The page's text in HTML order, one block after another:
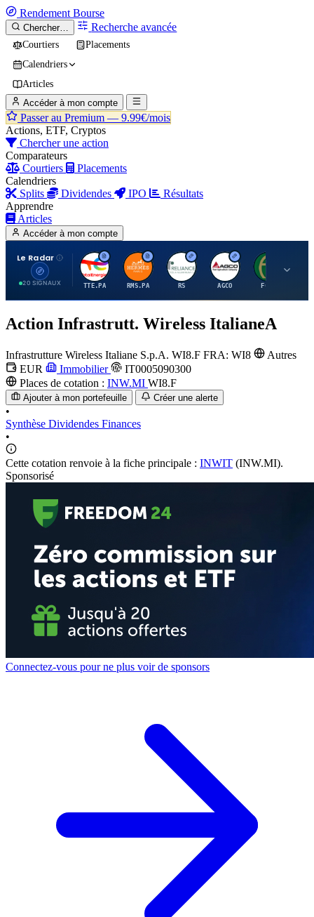
Rendement Bourse
Chercher… Recherche avancée
Courtiers
Placements
Calendriers
Articles
Accéder à mon compte
Passer au Premium — 9.99€/mois
Actions, ETF, Cryptos
Chercher une action
Comparateurs
Courtiers
Placements
Calendriers
Splits
Dividendes IPO
Résultats
Apprendre
Articles
Accéder à mon compte
Le Radar
20 SIGNAUX
T
TTE.PA
H
RMS.PA
R
RS
A
AGCO FCFS
Action Infrastrutt. Wireless ItalianeA
Infrastrutture Wireless Italiane S.p.A. WI8.F FRA: WI8
Autres
EUR
Immobilier
IT0005090300
Places de cotation : INW.MI WI8.F
Ajouter à mon portefeuille Créer une alerte
•
Synthèse Dividendes Finances
•
Cette cotation renvoie à la fiche principale : INWIT (INW.MI).
Sponsorisé
Connectez-vous pour ne plus voir de sponsors